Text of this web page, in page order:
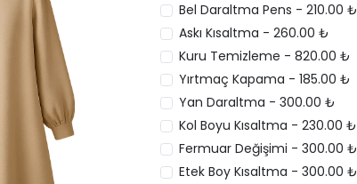
Bel Daraltma Pens - 210.00 ₺
Askı Kısaltma - 260.00 ₺
Kuru Temizleme - 820.00 ₺
Yırtmaç Kapama - 185.00 ₺
Yan Daraltma - 300.00 ₺
Kol Boyu Kısaltma - 230.00 ₺
Fermuar Değişimi - 300.00 ₺
Etek Boy Kısaltma - 300.00 ₺